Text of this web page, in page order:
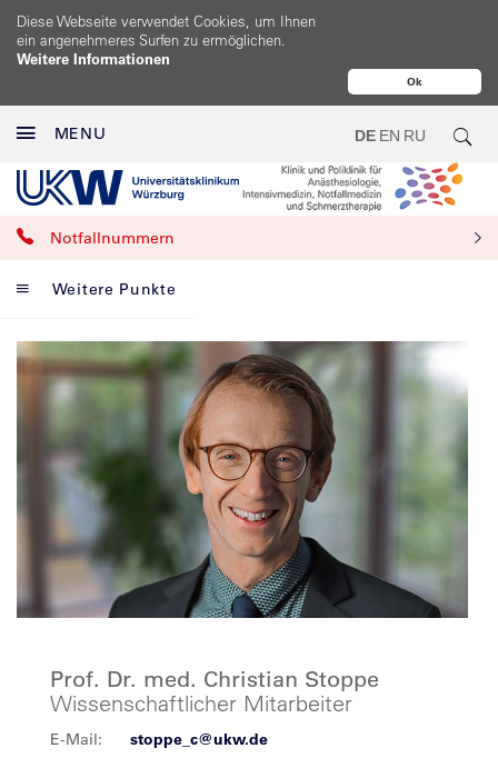
Ok
Diese Webseite verwendet Cookies, um Ihnen
ein angenehmeres Surfen zu ermöglichen.
Weitere Informationen
MENU DE EN RU
Notfallnummern
Weitere Punkte
Prof. Dr. med. Christian Stoppe
Wissenschaftlicher Mitarbeiter
E-Mail: stoppe_c@ukw.de